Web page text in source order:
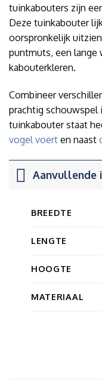
tuinkabouters zijn
Deze tuinkabouter
oorspronkelijk
puntmuts, een lange
kabouterkleren.
Combineer
prachtig schouwspel
tuinkabouter staat
vogel voert en naast
Aanvullende
BREEDTE
LENGTE
HOOGTE
MATERIAAL